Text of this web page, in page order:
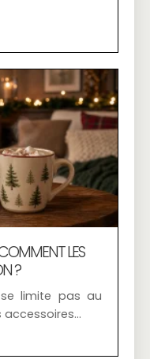
LES
?
limite pas au
accessoires…